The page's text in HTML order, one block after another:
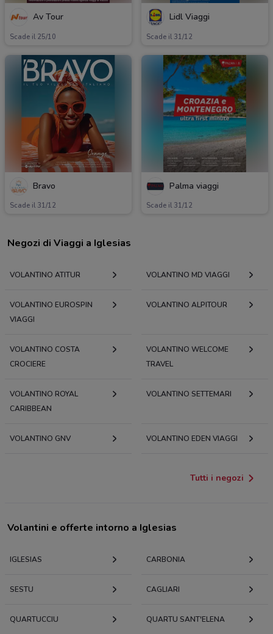
Av Tour
Scade il 25/10
Lidl Viaggi
Scade il 31/12
Bravo
Scade il 31/12
Palma viaggi
Scade il 31/12
Negozi di Viaggi a Iglesias
VOLANTINO ATITUR VOLANTINO MD VIAGGI
VOLANTINO EUROSPIN
VIAGGI
VOLANTINO ALPITOUR
VOLANTINO COSTA
CROCIERE
VOLANTINO WELCOME
TRAVEL
VOLANTINO ROYAL
CARIBBEAN
VOLANTINO SETTEMARI
VOLANTINO GNV VOLANTINO EDEN VIAGGI
Tutti i negozi
Volantini e offerte intorno a Iglesias
IGLESIAS CARBONIA
SESTU CAGLIARI
QUARTUCCIU QUARTU SANT'ELENA